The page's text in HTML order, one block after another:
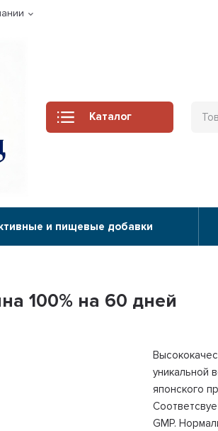
Каталог
и пищевые добавки
100% на 60 дней
уникальной
японского
GMP.